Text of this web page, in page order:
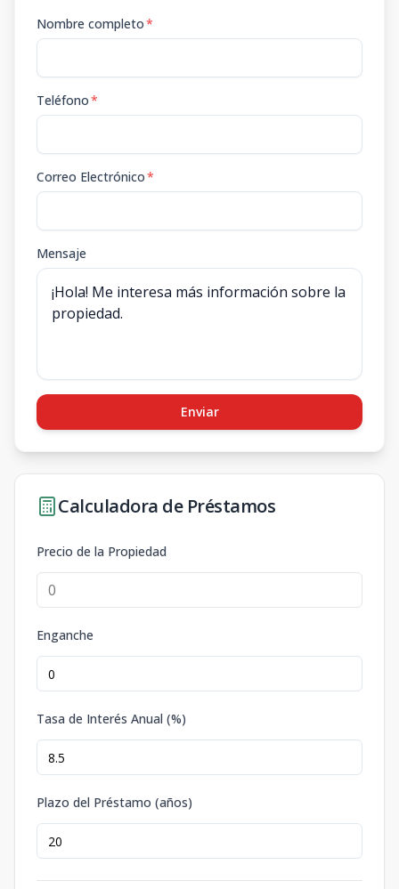
Nombre completo*
Teléfono*
Correo Electrónico*
Mensaje
Enviar
Calculadora de Préstamos
Precio de la Propiedad
Enganche
Tasa de Interés Anual (%)
Plazo del Préstamo (años)